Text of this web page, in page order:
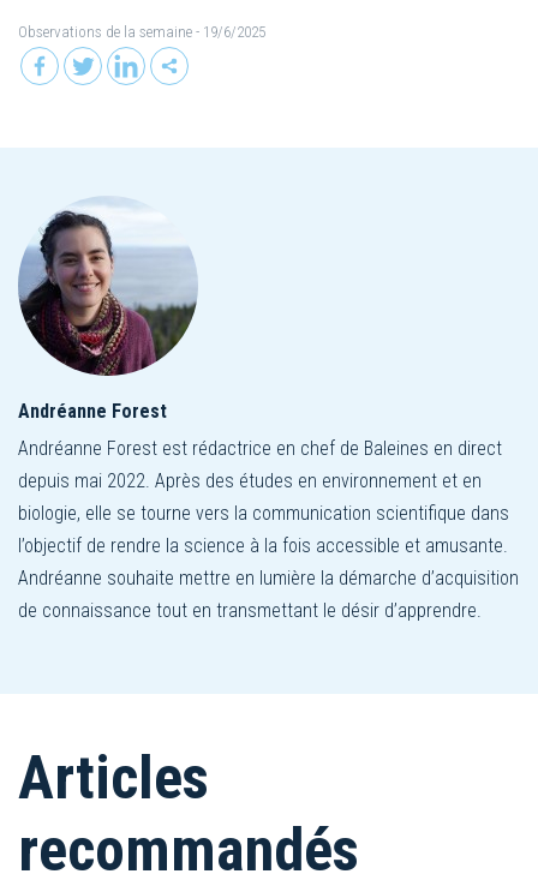
Observations de la semaine - 19/6/2025
Andréanne Forest
Andréanne Forest est rédactrice en chef de Baleines en direct
depuis mai 2022. Après des études en environnement et en
biologie, elle se tourne vers la communication scientifique dans
l’objectif de rendre la science à la fois accessible et amusante.
Andréanne souhaite mettre en lumière la démarche d’acquisition
de connaissance tout en transmettant le désir d’apprendre.
Articles
recommandés